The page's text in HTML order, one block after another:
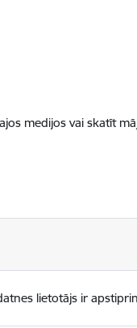
medijos vai skatīt
lietotājs ir